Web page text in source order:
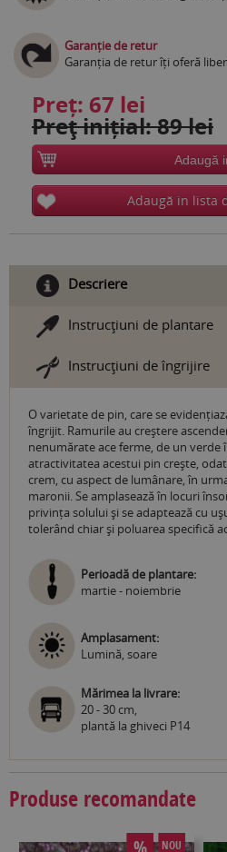
Garanție de retur
Garanția de retur îți oferă
Preț: 67 lei
Preţ inițial: 89 lei
Adaugă
Adaugă in lista
Descriere
Instrucţiuni de plantare
Instrucţiuni de îngrijire
O varietate de pin, care se
îngrijit. Ramurile au creștere
nenumărate ace ferme, de un verde
atractivitatea acestui pin crește,
crem, cu aspect de lumânare, în
maronii. Se amplasează în locuri
privința solului și se adaptează cu
tolerând chiar și poluarea specifică
Perioadă de plantare:
martie - noiembrie
Amplasament:
Lumină, soare
Mărimea la livrare:
20 - 30 cm,
plantă la ghiveci P14
Produse recomandate
NOU